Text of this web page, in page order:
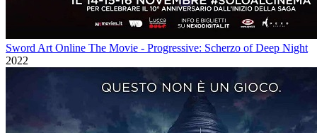
Sword Art Online The Movie - Progressive: Scherzo of Deep Night
2022